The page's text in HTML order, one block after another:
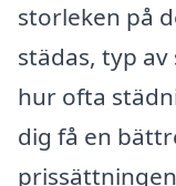
storleken på
städas, typ
hur ofta
dig få en